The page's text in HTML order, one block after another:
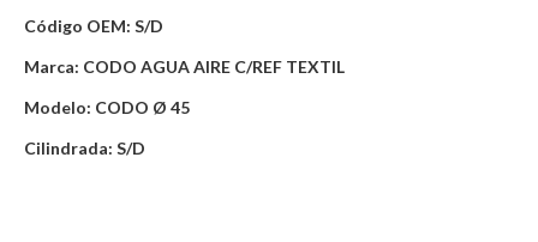
Código OEM: S/D
Marca: CODO AGUA AIRE C/REF TEXTIL
Modelo: CODO Ø 45
Cilindrada: S/D